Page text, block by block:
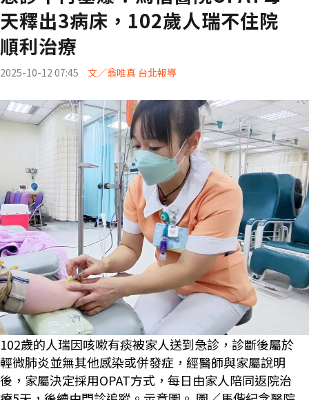
天釋出3病床，102歲人瑞不住院
順利治療
2025-10-12 07:45 文／翁唯真 台北報導
102歲的人瑞因咳嗽有痰被家人送到急診，診斷後屬於
輕微肺炎並無其他感染或併發症，經醫師與家屬說明
後，家屬決定採用OPAT方式，每日由家人陪同返院治